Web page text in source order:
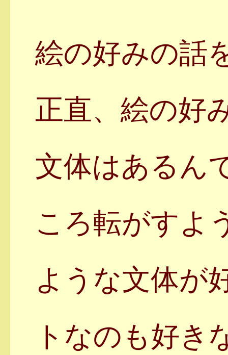
絵の好みの話
正直、絵の好
文体はあるん
ころ転がすよ
ような文体が
トなのも好き